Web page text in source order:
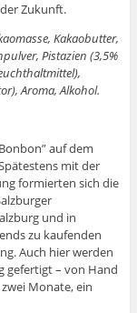
Zukunft.
Kakaobutter,
Pistazien (3,5%
Aroma, Alkohol.
auf dem
mit der
formierten sich die
und in
zu kaufenden
Auch hier werden
gefertigt – von Hand
Monate, ein